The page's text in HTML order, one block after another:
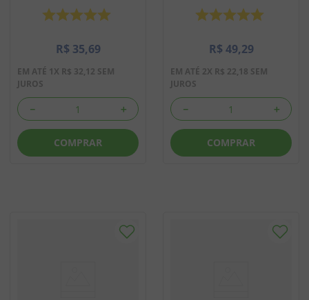
R$ 35,69
EM ATÉ 1X R$ 32,12 SEM
JUROS
＋
－
COMPRAR
R$ 49,29
EM ATÉ 2X R$ 22,18 SEM
JUROS
＋
－
COMPRAR